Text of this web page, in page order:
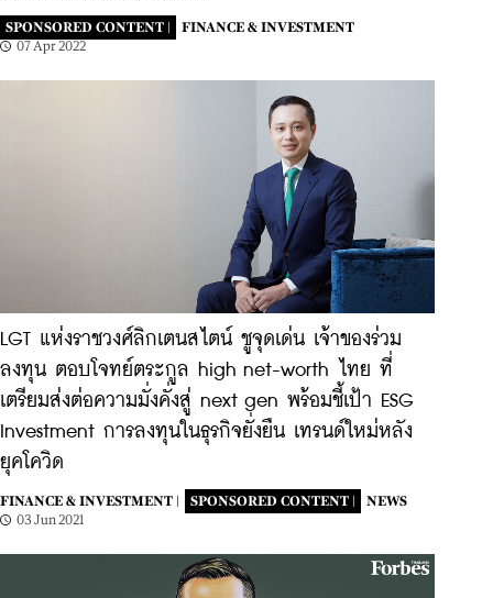
SPONSORED CONTENT |
FINANCE & INVESTMENT
07 Apr 2022
LGT แห่งราชวงศ์ลิกเตนสไตน์ ชูจุดเด่น เจ้าของร่วม
ลงทุน ตอบโจทย์ตระกูล high net-worth ไทย ที่
เตรียมส่งต่อความมั่งคั่งสู่ next gen พร้อมชี้เป้า ESG
Investment การลงทุนในธุรกิจยั่งยืน เทรนด์ใหม่หลัง
ยุคโควิด
FINANCE & INVESTMENT | SPONSORED CONTENT |
NEWS
03 Jun 2021